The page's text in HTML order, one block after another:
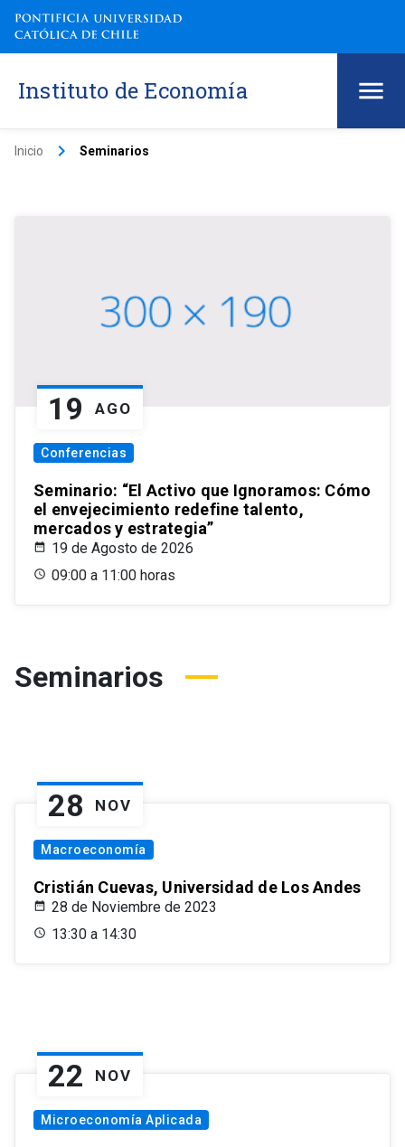
Instituto de Economía
Inicio keyboard_arrow_right Seminarios
19 AGO
Conferencias
Seminario: “El Activo que Ignoramos: Cómo
el envejecimiento redefine talento,
mercados y estrategia”
19 de Agosto de 2026
09:00 a 11:00 horas
Seminarios
28 NOV
Macroeconomía
Cristián Cuevas, Universidad de Los Andes
28 de Noviembre de 2023
13:30 a 14:30
22 NOV
Microeconomía Aplicada